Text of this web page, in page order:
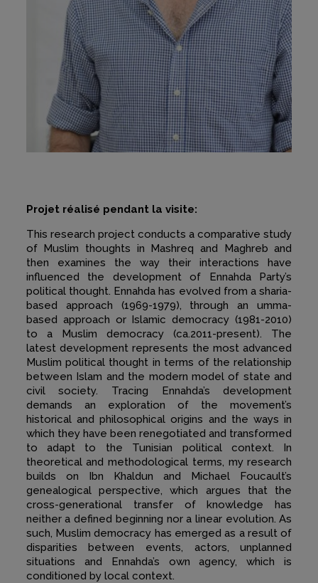
Projet réalisé pendant la visite:
This research project conducts a comparative study
of Muslim thoughts in Mashreq and Maghreb and
then examines the way their interactions have
influenced the development of Ennahda Party’s
political thought. Ennahda has evolved from a sharia-
based approach (1969-1979), through an umma-
based approach or Islamic democracy (1981-2010)
to a Muslim democracy (ca.2011-present). The
latest development represents the most advanced
Muslim political thought in terms of the relationship
between Islam and the modern model of state and
civil society. Tracing Ennahda’s development
demands an exploration of the movement’s
historical and philosophical origins and the ways in
which they have been renegotiated and transformed
to adapt to the Tunisian political context. In
theoretical and methodological terms, my research
builds on Ibn Khaldun and Michael Foucault’s
genealogical perspective, which argues that the
cross-generational transfer of knowledge has
neither a defined beginning nor a linear evolution. As
such, Muslim democracy has emerged as a result of
disparities between events, actors, unplanned
situations and Ennahda’s own agency, which is
conditioned by local context.